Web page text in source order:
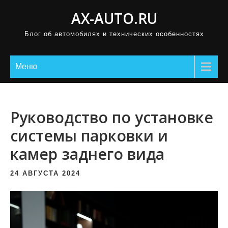
AX-AUTO.RU
Блог об автомобилях и технических особенностях
Меню
Руководство по установке
системы парковки и
камер заднего вида
24 АВГУСТА 2024